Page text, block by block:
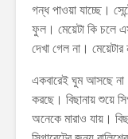
গন্ধ পাওয়া যাচ্ছে।
ফুল। মেয়েটা কি চলে
দেখা গেল না।
একবারেই ঘুম আসছে
করছে। বিছানায় শুয়ে
অনেকে মারাও যায়।